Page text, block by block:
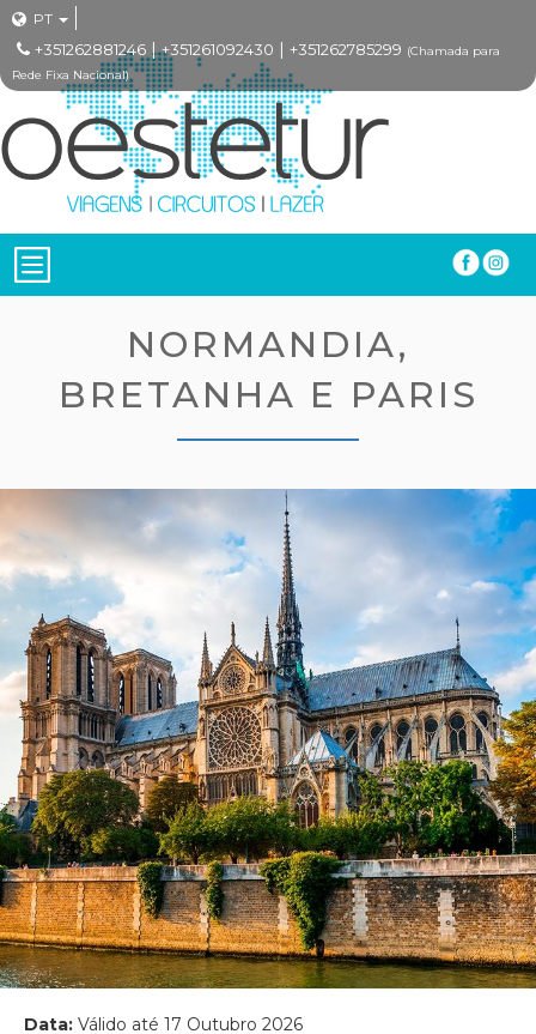
PT
+351262881246 |+351261092430 | +351262785299 (Chamada para
Rede Fixa Nacional)
NORMANDIA,
BRETANHA E PARIS
Data: Válido até 17 Outubro 2026